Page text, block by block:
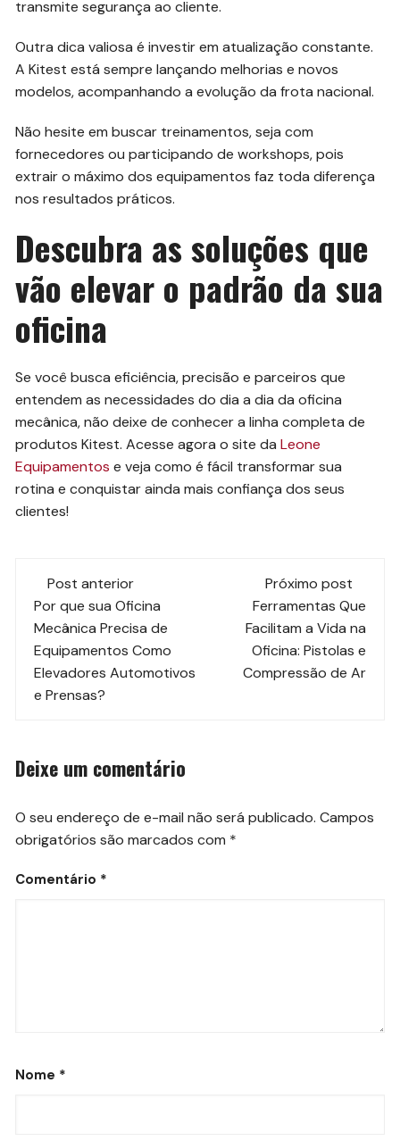
transmite segurança ao cliente.
Outra dica valiosa é investir em atualização constante.
A Kitest está sempre lançando melhorias e novos
modelos, acompanhando a evolução da frota nacional.
Não hesite em buscar treinamentos, seja com
fornecedores ou participando de workshops, pois
extrair o máximo dos equipamentos faz toda diferença
nos resultados práticos.
Descubra as soluções que
vão elevar o padrão da sua
oficina
Se você busca eficiência, precisão e parceiros que
entendem as necessidades do dia a dia da oficina
mecânica, não deixe de conhecer a linha completa de
produtos Kitest. Acesse agora o site daLeone
Equipamentos e veja como é fácil transformar sua
rotina e conquistar ainda mais confiança dos seus
clientes!
Navegação
de
post
Post anterior
Por que sua Oficina
Mecânica Precisa de
Equipamentos Como
Elevadores Automotivos
e Prensas?
Próximo post
Ferramentas Que
Facilitam a Vida na
Oficina: Pistolas e
Compressão de Ar
Deixe um comentário
O seu endereço de e-mail não será publicado. Campos
obrigatórios são marcados com *
Comentário *
Nome *